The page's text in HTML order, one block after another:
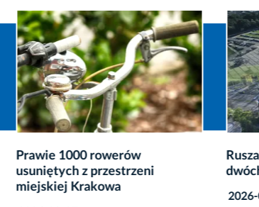
Rusza modernizacja oświetlenia
dwóch krakowskich stadionów